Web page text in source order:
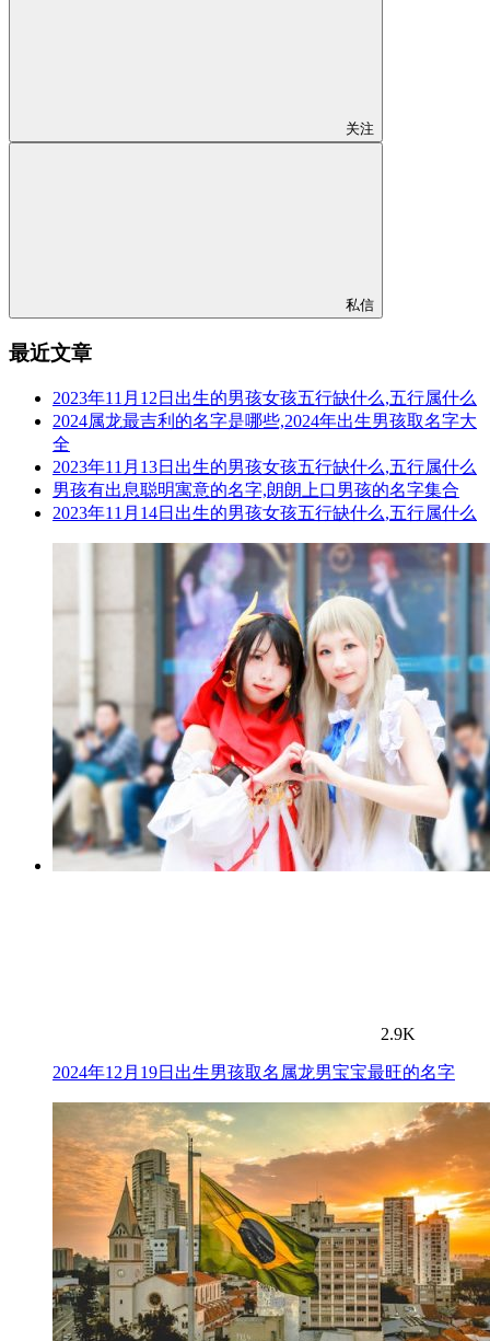
关注
私信
最近文章
2023年11月12日出生的男孩女孩五行缺什么,五行属什么
2024属龙最吉利的名字是哪些,2024年出生男孩取名字大
全
2023年11月13日出生的男孩女孩五行缺什么,五行属什么
男孩有出息聪明寓意的名字,朗朗上口男孩的名字集合
2023年11月14日出生的男孩女孩五行缺什么,五行属什么
2.9K
2024年12月19日出生男孩取名属龙男宝宝最旺的名字